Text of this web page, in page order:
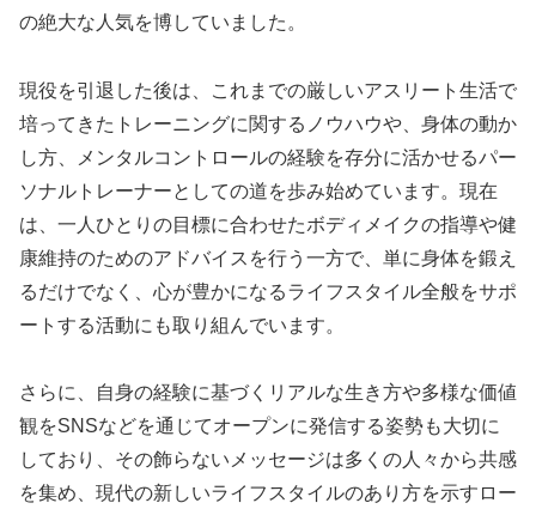
の絶大な人気を博していました。
現役を引退した後は、これまでの厳しいアスリート生活で
培ってきたトレーニングに関するノウハウや、身体の動か
し方、メンタルコントロールの経験を存分に活かせるパー
ソナルトレーナーとしての道を歩み始めています。現在
は、一人ひとりの目標に合わせたボディメイクの指導や健
康維持のためのアドバイスを行う一方で、単に身体を鍛え
るだけでなく、心が豊かになるライフスタイル全般をサポ
ートする活動にも取り組んでいます。
さらに、自身の経験に基づくリアルな生き方や多様な価値
観をSNSなどを通じてオープンに発信する姿勢も大切に
しており、その飾らないメッセージは多くの人々から共感
を集め、現代の新しいライフスタイルのあり方を示すロー